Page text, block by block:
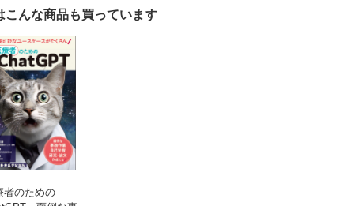
「医療連携・地域連携」とは
在院日数に関連する因子と転院割合に関連する因子の違い
転院割合が同じような病院間で，平均在院日数が異なるのはなぜ
か？
在院日数短縮のために病院ができること
在院日数に関連する因子の解析結果のまとめ
Column 1 コード体系とデータセットの課題
きる患者アウトカム
ての「死亡」
分析による死亡予測因子の同定
予測モデル
ム関係」と支払制度に関する議論
た「症例数－アウトカム関係」の検討
患者の死亡予測モデル
利用したICU患者の死亡予測モデル
こんな商品も買っています
者のための